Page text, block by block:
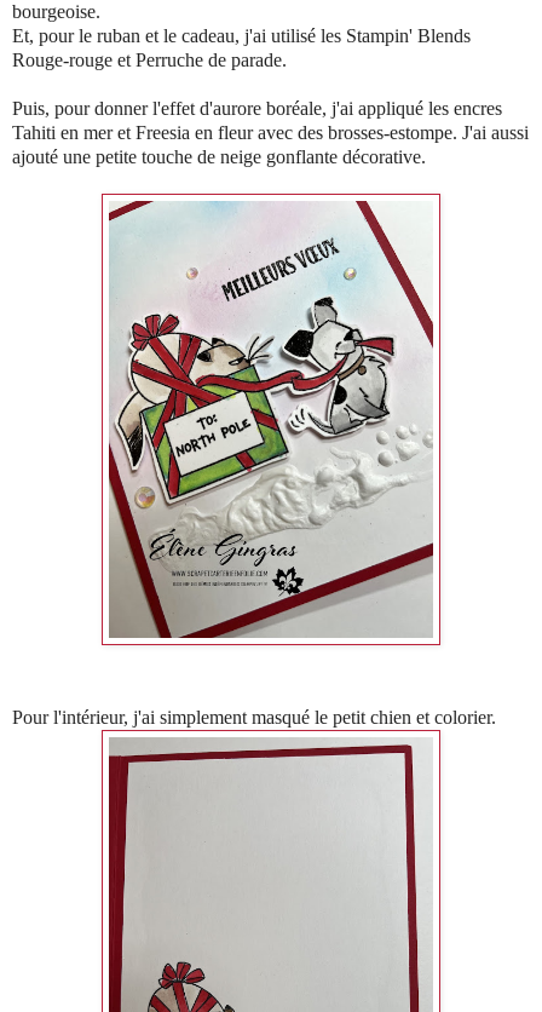
bourgeoise.
Et, pour le ruban et le cadeau, j'ai utilisé les Stampin' Blends
Rouge-rouge et Perruche de parade.
Puis, pour donner l'effet d'aurore boréale, j'ai appliqué les encres
Tahiti en mer et Freesia en fleur avec des brosses-estompe. J'ai aussi
ajouté une petite touche de neige gonflante décorative.
Pour l'intérieur, j'ai simplement masqué le petit chien et colorier.